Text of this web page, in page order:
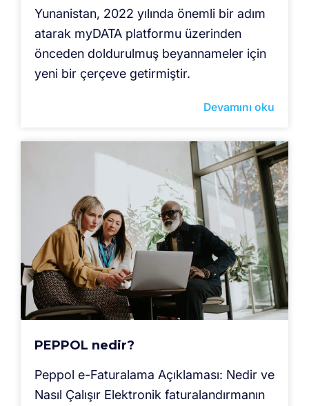
Yunanistan, 2022 yılında önemli bir adım
atarak myDATA platformu üzerinden
önceden doldurulmuş beyannameler için
yeni bir çerçeve getirmiştir.
Devamını oku
PEPPOL nedir?
Peppol e-Faturalama Açıklaması: Nedir ve
Nasıl Çalışır Elektronik faturalandırmanın